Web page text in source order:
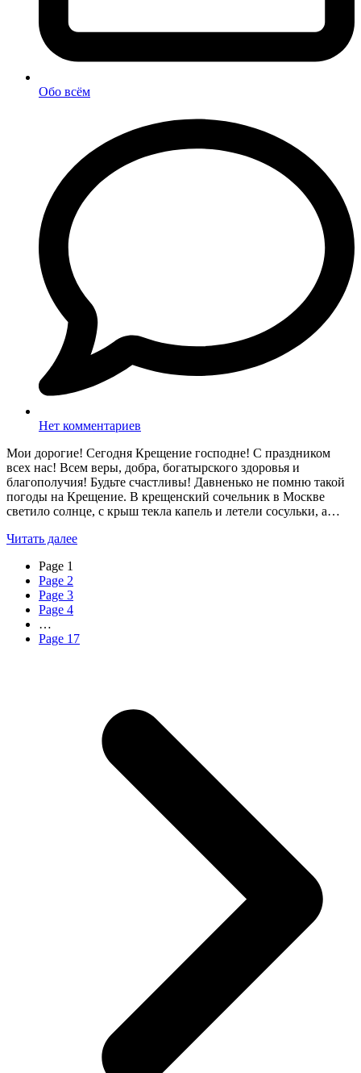
Обо всём
Нет комментариев
Мои дорогие! Сегодня Крещение господне! С праздником
всех нас! Всем веры, добра, богатырского здоровья и
благополучия! Будьте счастливы! Давненько не помню такой
погоды на Крещение. В крещенский сочельник в Москве
светило солнце, с крыш текла капель и летели сосульки, а…
Читать далее
Page 1
Page 2
Page 3
Page 4
…
Page 17